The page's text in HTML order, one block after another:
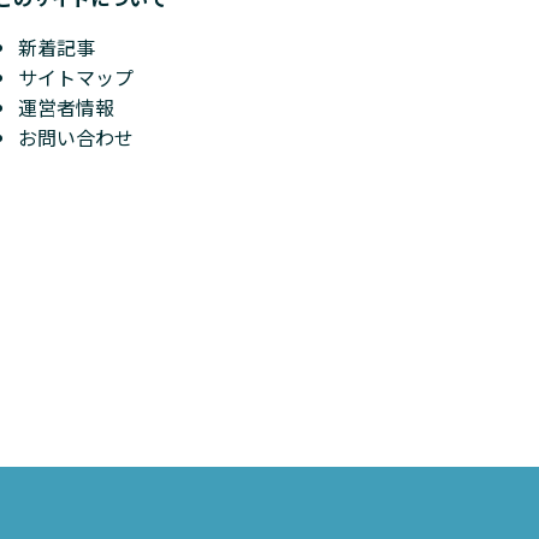
新着記事
サイトマップ
運営者情報
お問い合わせ